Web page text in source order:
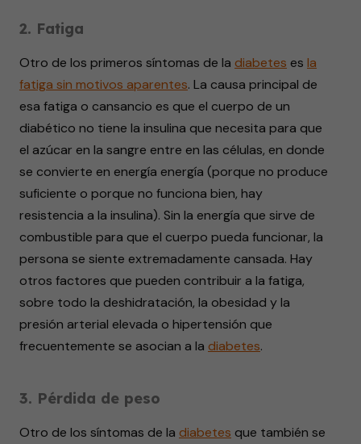
2. Fatiga
Otro de los primeros síntomas de la diabetes es la
fatiga sin motivos aparentes. La causa principal de
esa fatiga o cansancio es que el cuerpo de un
diabético no tiene la insulina que necesita para que
el azúcar en la sangre entre en las células, en donde
se convierte en energía energía (porque no produce
suficiente o porque no funciona bien, hay
resistencia a la insulina). Sin la energía que sirve de
combustible para que el cuerpo pueda funcionar, la
persona se siente extremadamente cansada. Hay
otros factores que pueden contribuir a la fatiga,
sobre todo la deshidratación, la obesidad y la
presión arterial elevada o hipertensión que
frecuentemente se asocian a la diabetes.
3. Pérdida de peso
Otro de los síntomas de la diabetes que también se